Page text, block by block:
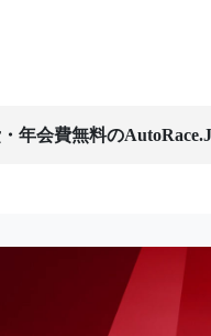
年会費無料の